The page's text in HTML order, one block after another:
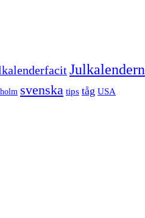
Julkalendern
svenska tips tåg USA